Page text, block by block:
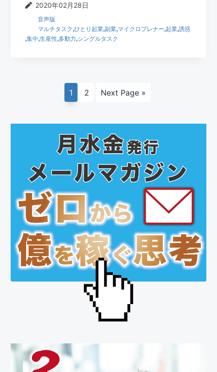
2020年02月28日
音声版
マルチタスク ,ひとり起業,副業,マイクロプレナー,起業,誘惑
,集中,生産性,多動力,シングルタスク
ペ
ー
1
ペ
2
Go
Next Page »
バ
ー